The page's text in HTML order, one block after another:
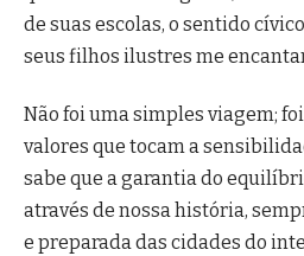
de suas escolas, o sentido
seus filhos ilustres me
Não foi uma simples viagem;
valores que tocam a
sabe que a garantia do
através de nossa história,
e preparada das cidades do